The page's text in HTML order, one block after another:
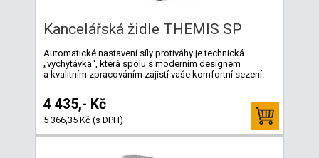
Kancelářská židle THEMIS SP
Automatické nastavení síly protiváhy je technická
„vychytávka“, která spolu s moderním designem
a kvalitním zpracováním zajistí vaše komfortní sezení.
4 435,- Kč
5 366,35 Kč (s DPH)